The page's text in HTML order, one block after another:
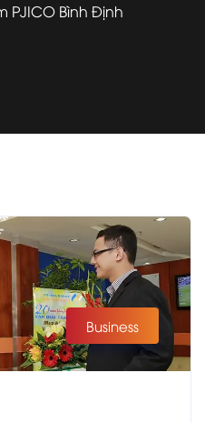
PJICO Bình Định
Business